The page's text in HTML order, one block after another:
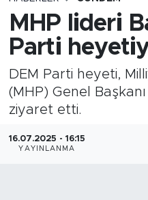
MHP lideri
Parti
DEM Parti heyeti,
(MHP) Genel
ziyaret etti.
16.07.2025 - 16:15
YAYINLANMA
Gündem
İlçeler
Kültür- Sanat
Tüm Manşetler
Son Dakika
Haber Arşivi